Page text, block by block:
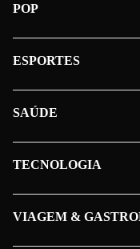
POP
ESPORTES
SAÚDE
TECNOLOGIA
VIAGEM &